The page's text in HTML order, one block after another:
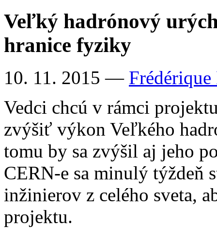
Veľký hadrónový
hranice fyziky
10. 11. 2015 — Frédérique
Vedci chcú v rámci
zvýšiť výkon Veľkého
tomu by sa zvýšil aj jeho
CERN-e sa minulý týždeň
inžinierov z celého sveta,
projektu.